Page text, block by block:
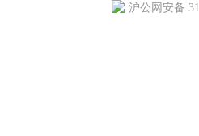
沪公网安备